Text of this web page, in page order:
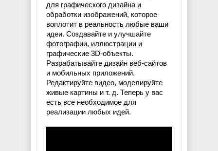
для графического дизайна и
обработки изображений, которое
воплотит в реальность любые ваши
идеи. Создавайте и улучшайте
фотографии, иллюстрации и
графические 3D-объекты.
Разрабатывайте дизайн веб-сайтов
и мобильных приложений.
Редактируйте видео, моделируйте
живые картины и т. д. Теперь у вас
есть все необходимое для
реализации любых идей.